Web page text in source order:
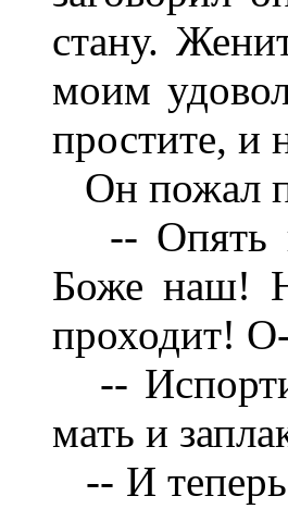
стану.
моим
простите, и
Он пожал
-- Опять
Боже наш!
проходит!
--
мать и
-- И теперь